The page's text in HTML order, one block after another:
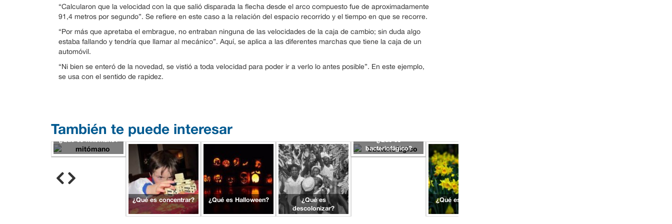
“Calcularon que la velocidad con la que salió disparada la flecha desde el arco compuesto fue de aproximadamente
91,4 metros por segundo”. Se refiere en este caso a la relación del espacio recorrido y el tiempo en que se recorre.
“Por más que apretaba el embrague, no entraban ninguna de las velocidades de la caja de cambio; sin duda algo
estaba fallando y tendría que llamar al mecánico”. Aquí, se aplica a las diferentes marchas que tiene la caja de un
automóvil.
“Ni bien se enteró de la novedad, se vistió a toda velocidad para poder ir a verlo lo antes posible”. En este ejemplo,
se usa con el sentido de rapidez.
También te puede interesar
¿Qué es concentrar? ¿Qué es Halloween?
¿Qué es
descolonizar?
bacteriofágico?
¿Qué es junquillo?